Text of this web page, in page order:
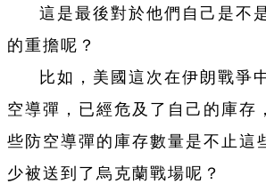
這是最後對於他們自己是不
的重擔呢？
比如，美國這次在伊朗戰爭
空導彈，已經危及了自己的庫存
些防空導彈的庫存數量是不止這
少被送到了烏克蘭戰場呢？